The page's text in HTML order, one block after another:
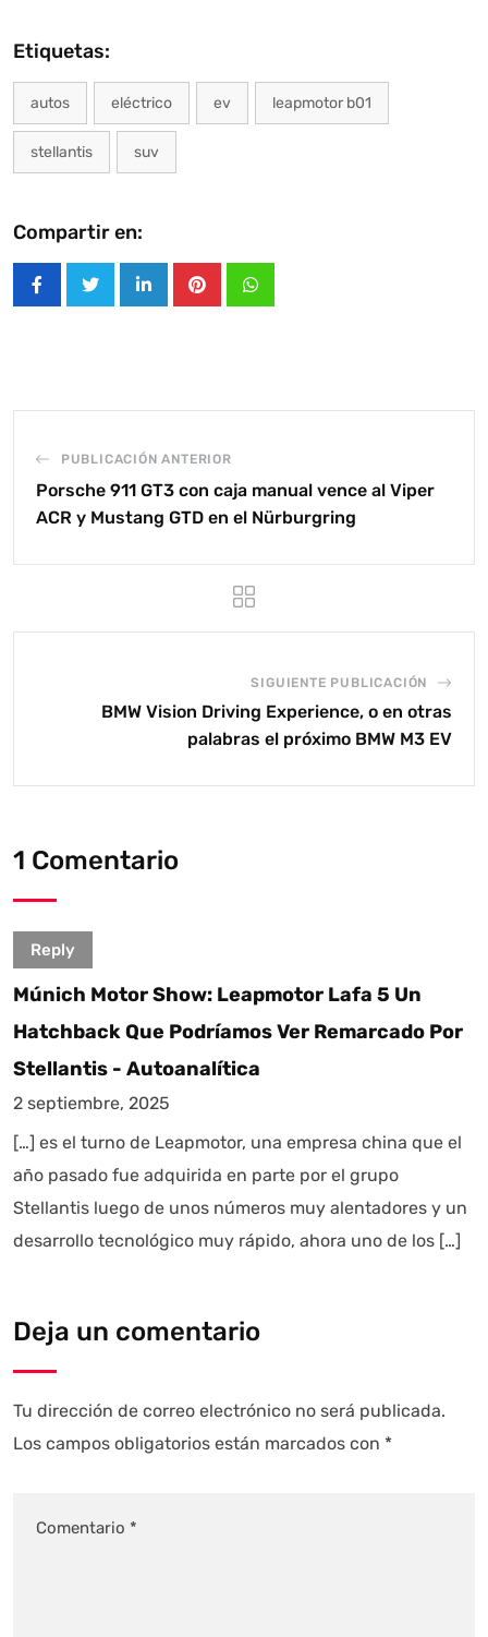
Etiquetas:
autos eléctrico ev leapmotor b01
stellantis suv
Compartir en:
LinkedInPinterestWhatsapp
PUBLICACIÓN ANTERIOR
Porsche 911 GT3 con caja manual vence al Viper
ACR y Mustang GTD en el Nürburgring
SIGUIENTE PUBLICACIÓN
BMW Vision Driving Experience, o en otras
palabras el próximo BMW M3 EV
1 Comentario
Reply
Múnich Motor Show: Leapmotor Lafa 5 Un
Hatchback Que Podríamos Ver Remarcado Por
Stellantis - Autoanalítica
2 septiembre, 2025
[…] es el turno de Leapmotor, una empresa china que el
año pasado fue adquirida en parte por el grupo
Stellantis luego de unos números muy alentadores y un
desarrollo tecnológico muy rápido, ahora uno de los […]
Deja un comentario
Tu dirección de correo electrónico no será publicada.
Los campos obligatorios están marcados con *